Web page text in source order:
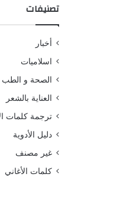
تصنيفات
أخبار
اسلاميات
الصحة و الطب
العناية بالشعر
ترجمة كلمات
دليل الأدوية
غير مصنف
كلمات الأغاني